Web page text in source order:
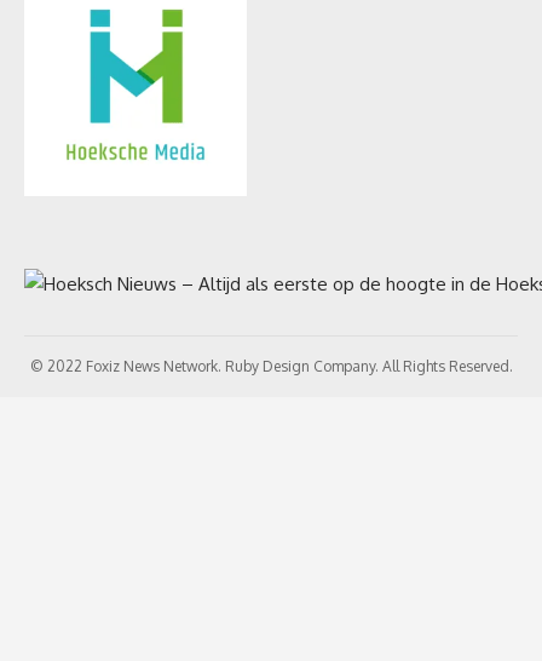
© 2022 Foxiz News Network. Ruby Design Company. All Rights Reserved.